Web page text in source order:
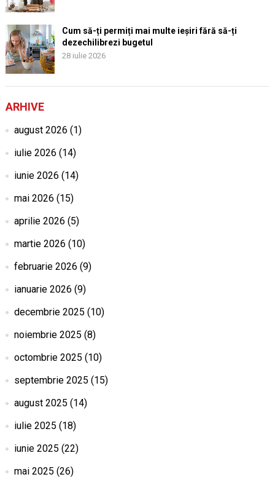
Cum să-ți permiți mai multe ieșiri fără să-ți
dezechilibrezi bugetul
28 iulie 2026
ARHIVE
august 2026 (1)
iulie 2026 (14)
iunie 2026 (14)
mai 2026 (15)
aprilie 2026 (5)
martie 2026 (10)
februarie 2026 (9)
ianuarie 2026 (9)
decembrie 2025 (10)
noiembrie 2025 (8)
octombrie 2025 (10)
septembrie 2025 (15)
august 2025 (14)
iulie 2025 (18)
iunie 2025 (22)
mai 2025 (26)